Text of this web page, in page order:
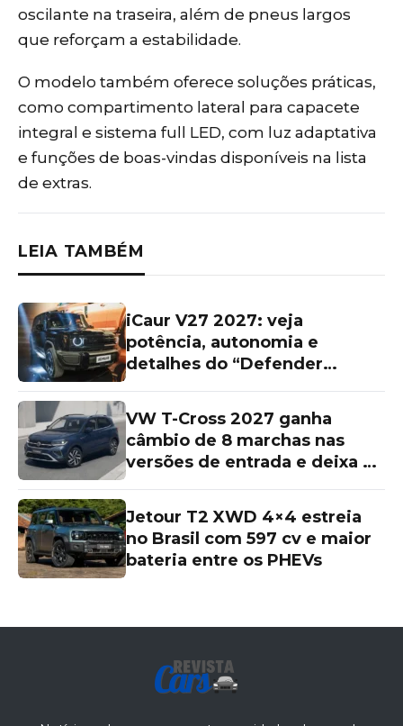
oscilante na traseira, além de pneus largos
que reforçam a estabilidade.
O modelo também oferece soluções práticas,
como compartimento lateral para capacete
integral e sistema full LED, com luz adaptativa
e funções de boas-vindas disponíveis na lista
de extras.
LEIA TAMBÉM
iCaur V27 2027: veja
potência, autonomia e
detalhes do “Defender
VW T-Cross 2027 ganha
câmbio de 8 marchas nas
versões de entrada e deixa as
Jetour T2 XWD 4×4 estreia
no Brasil com 597 cv e maior
bateria entre os PHEVs